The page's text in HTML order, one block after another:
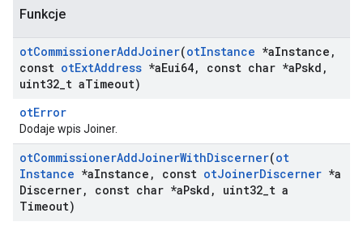
Funkcje
otCommissionerAddJoiner(otInstance *aInstance ,
const otExtAddress *aEui64, const char *aPskd ,
uint32 t aTimeout)
otError
Dodaje wpis Joiner.
otCommissionerAddJoinerWithDiscerner(ot
Instance *aInstance , const otJoinerDiscerner *a
Discerner, const char *aPskd , uint32 t a
Timeout)